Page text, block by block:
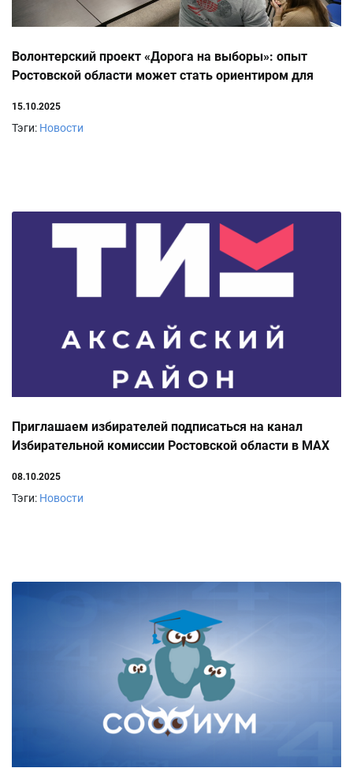
Волонтерский проект «Дорога на выборы»: опыт
Ростовской области может стать ориентиром для
15.10.2025
Тэги: Новости
Приглашаем избирателей подписаться на канал
Избирательной комиссии Ростовской области в MAX
08.10.2025
Тэги: Новости